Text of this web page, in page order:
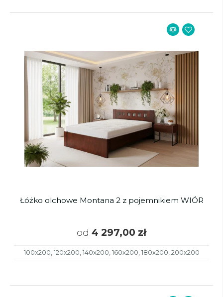
Łóżko olchowe Montana 2 z pojemnikiem WIÓR
od 4 297,00 zł
100x200, 120x200, 140x200, 160x200, 180x200, 200x200